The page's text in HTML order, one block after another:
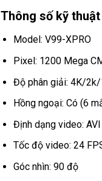
Thông số kỹ thuật
Model: V99-XPRO
Pixel: 1200 Mega
Độ phân giải: 4K/
Hồng ngoại: Có (6
Định dạng video: AVI
Tốc độ video: 24
Góc nhìn: 90 độ